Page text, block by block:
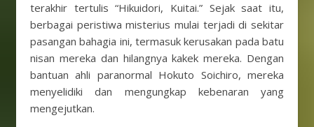
terakhir tertulis “Hikuidori, Kuitai.” Sejak saat itu,
berbagai peristiwa misterius mulai terjadi di sekitar
pasangan bahagia ini, termasuk kerusakan pada batu
nisan mereka dan hilangnya kakek mereka. Dengan
bantuan ahli paranormal Hokuto Soichiro, mereka
menyelidiki dan mengungkap kebenaran yang
mengejutkan.